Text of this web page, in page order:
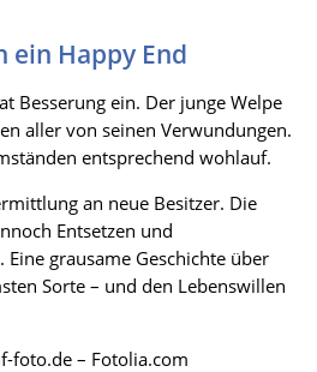
ein Happy End
Besserung ein. Der junge Welpe
aller von seinen Verwundungen.
entsprechend wohlauf.
an neue Besitzer. Die
Entsetzen und
Eine grausame Geschichte über
Sorte – und den Lebenswillen
foto.de – Fotolia.com